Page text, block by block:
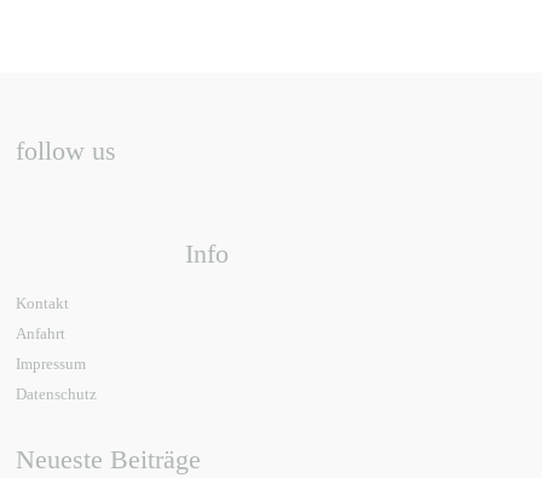
follow us
Info
Kontakt
Anfahrt
Impressum
Datenschutz
Neueste Beiträge